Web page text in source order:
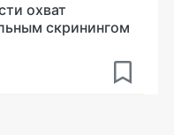
охват
скринингом